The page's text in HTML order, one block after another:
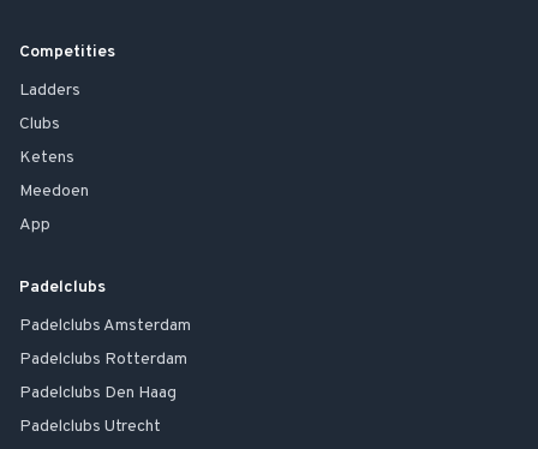
Competities
Ladders
Clubs
Ketens
Meedoen
App
Padelclubs
Padelclubs Amsterdam
Padelclubs Rotterdam
Padelclubs Den Haag
Padelclubs Utrecht